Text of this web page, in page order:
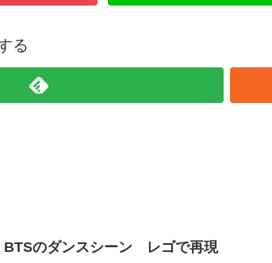
る
BTSのダンスシーン レゴで再現